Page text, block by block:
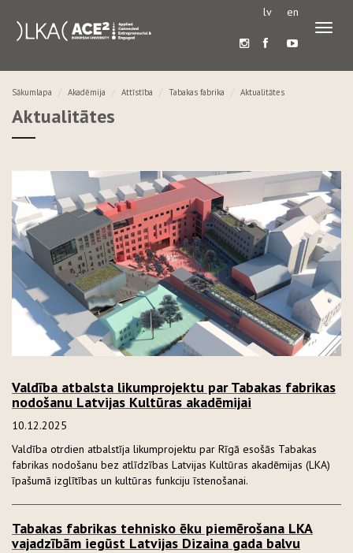
lv en
Sākumlapa Akadēmija Attīstība Tabakas fabrika Aktualitātes
Aktualitātes
Valdība atbalsta likumprojektu par Tabakas fabrikas
nodošanu Latvijas Kultūras akadēmijai
10.12.2025
Valdība otrdien atbalstīja likumprojektu par Rīgā esošās Tabakas
fabrikas nodošanu bez atlīdzības Latvijas Kultūras akadēmijas (LKA)
īpašumā izglītības un kultūras funkciju īstenošanai.
Tabakas fabrikas tehnisko ēku piemērošana LKA
vajadzībām iegūst Latvijas Dizaina gada balvu